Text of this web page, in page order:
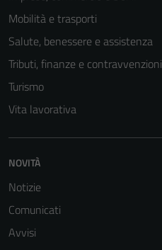
Mobilità e trasporti
Salute, benessere e assistenza
Tributi, finanze e contravvenzioni
Turismo
Vita lavorativa
NOVITÀ
Notizie
Comunicati
Avvisi